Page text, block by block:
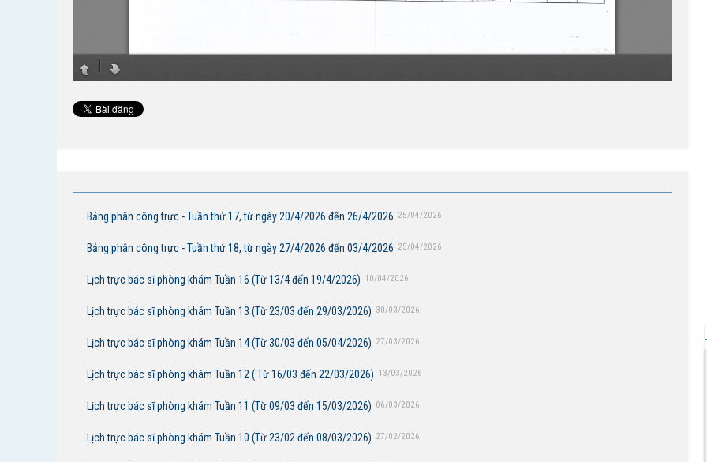
Bảng phân công trực - Tuần thứ 17, từ ngày 20/4/2026 đến 26/4/2026 25/04/2026
Bảng phân công trực - Tuần thứ 18, từ ngày 27/4/2026 đến 03/4/2026 25/04/2026
Lịch trực bác sĩ phòng khám Tuần 16 (Từ 13/4 đến 19/4/2026) 10/04/2026
Lịch trực bác sĩ phòng khám Tuần 13 (Từ 23/03 đến 29/03/2026) 30/03/2026
Lịch trực bác sĩ phòng khám Tuần 14 (Từ 30/03 đến 05/04/2026) 27/03/2026
Lịch trực bác sĩ phòng khám Tuần 12 ( Từ 16/03 đến 22/03/2026) 13/03/2026
Lịch trực bác sĩ phòng khám Tuần 11 (Từ 09/03 đến 15/03/2026) 06/03/2026
Lịch trực bác sĩ phòng khám Tuần 10 (Từ 23/02 đến 08/03/2026) 27/02/2026